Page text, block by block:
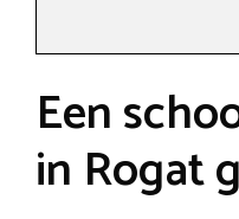
Een
in Rogat